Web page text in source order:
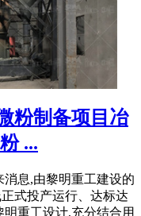
粉制备项目冶
...
息,由黎明重工建设的
式投产运行、达标达
重工设计,充分结合用